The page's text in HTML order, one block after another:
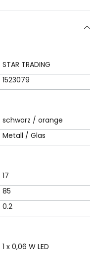
STAR TRADING
1523079
schwarz / orange
Metall / Glas
17
85
0.2
1 x 0,06 W LED